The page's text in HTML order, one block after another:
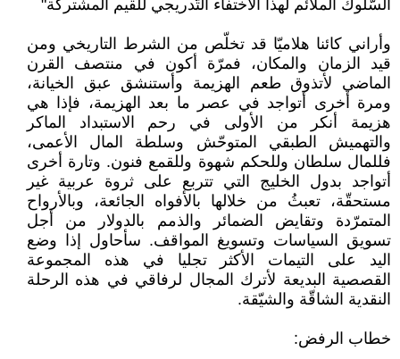
السّلوك الملائم لهذا الاختفاء التّدريجي للقيم المشتركة"
وأراني كائنا هلاميّا قد تخلّص من الشرط التاريخي ومن
قيد الزمان والمكان، فمرّة أكون في منتصف القرن
الماضي لأتذوق طعم الهزيمة وأستنشق عبق الخيانة،
ومرة أخرى أتواجد في عصر ما بعد الهزيمة، فإذا هي
هزيمة أنكر من الأولى في رحم الاستبداد الماكر
والتهميش الطبقي المتوحّش وسلطة المال الأعمى،
فللمال سلطان وللحكم شهوة وللقمع فنون. وتارة أخرى
أتواجد بدول الخليج التي تتربع على ثروة عربية غير
مستحقّة، تعبثُ من خلالها بالأفواه الجائعة، وبالأرواح
المتمرّدة وتقايض الضمائر والذمم بالدولار من أجل
تسويق السياسات وتسويغ المواقف. سأحاول إذا وضع
اليد على التيمات الأكثر تجليا في هذه المجموعة
القصصية البديعة لأترك المجال لرفاقي في هذه الرحلة
النقدية الشاقّة والشيّقة.
خطاب الرفض: